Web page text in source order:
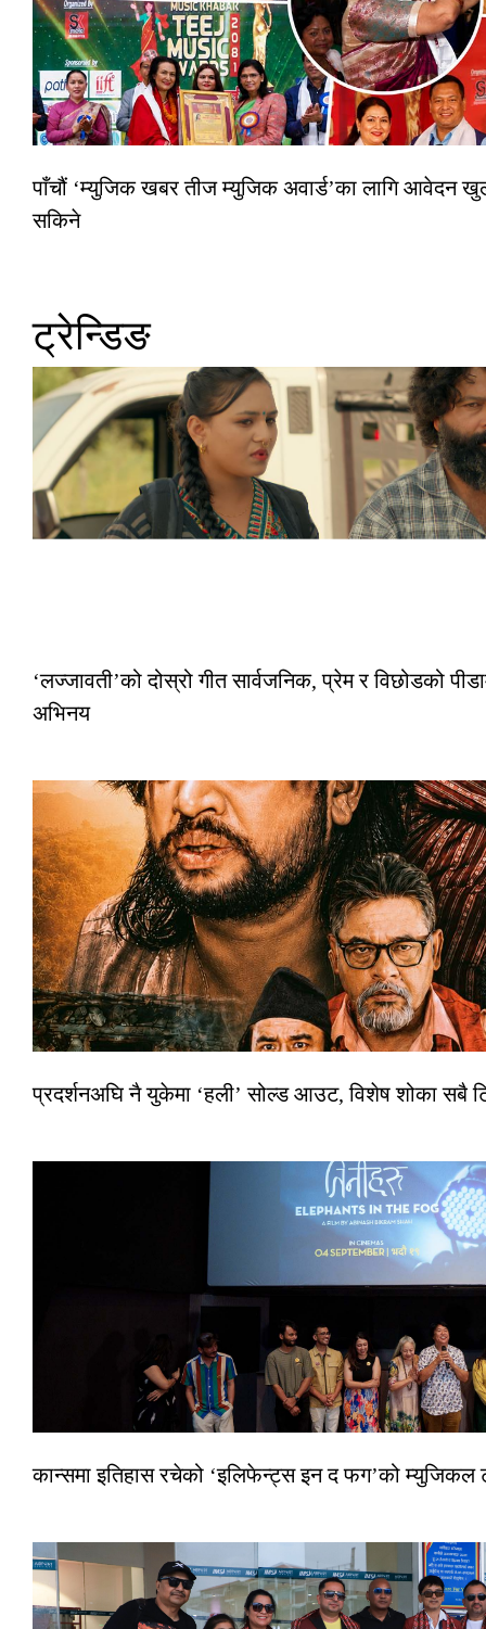
पाँचौं ‘म्युजिक खबर तीज म्युजिक अवार्ड’का लागि आवेदन
सकिने
ट्रेन्डिङ
‘लज्जावती’को दोस्रो गीत सार्वजनिक, प्रेम र विछोडको
अभिनय
प्रदर्शनअघि नै युकेमा ‘हली’ सोल्ड आउट, विशेष शोका सबै
कान्समा इतिहास रचेको ‘इलिफेन्ट्स इन द फग’को म्युजिकल